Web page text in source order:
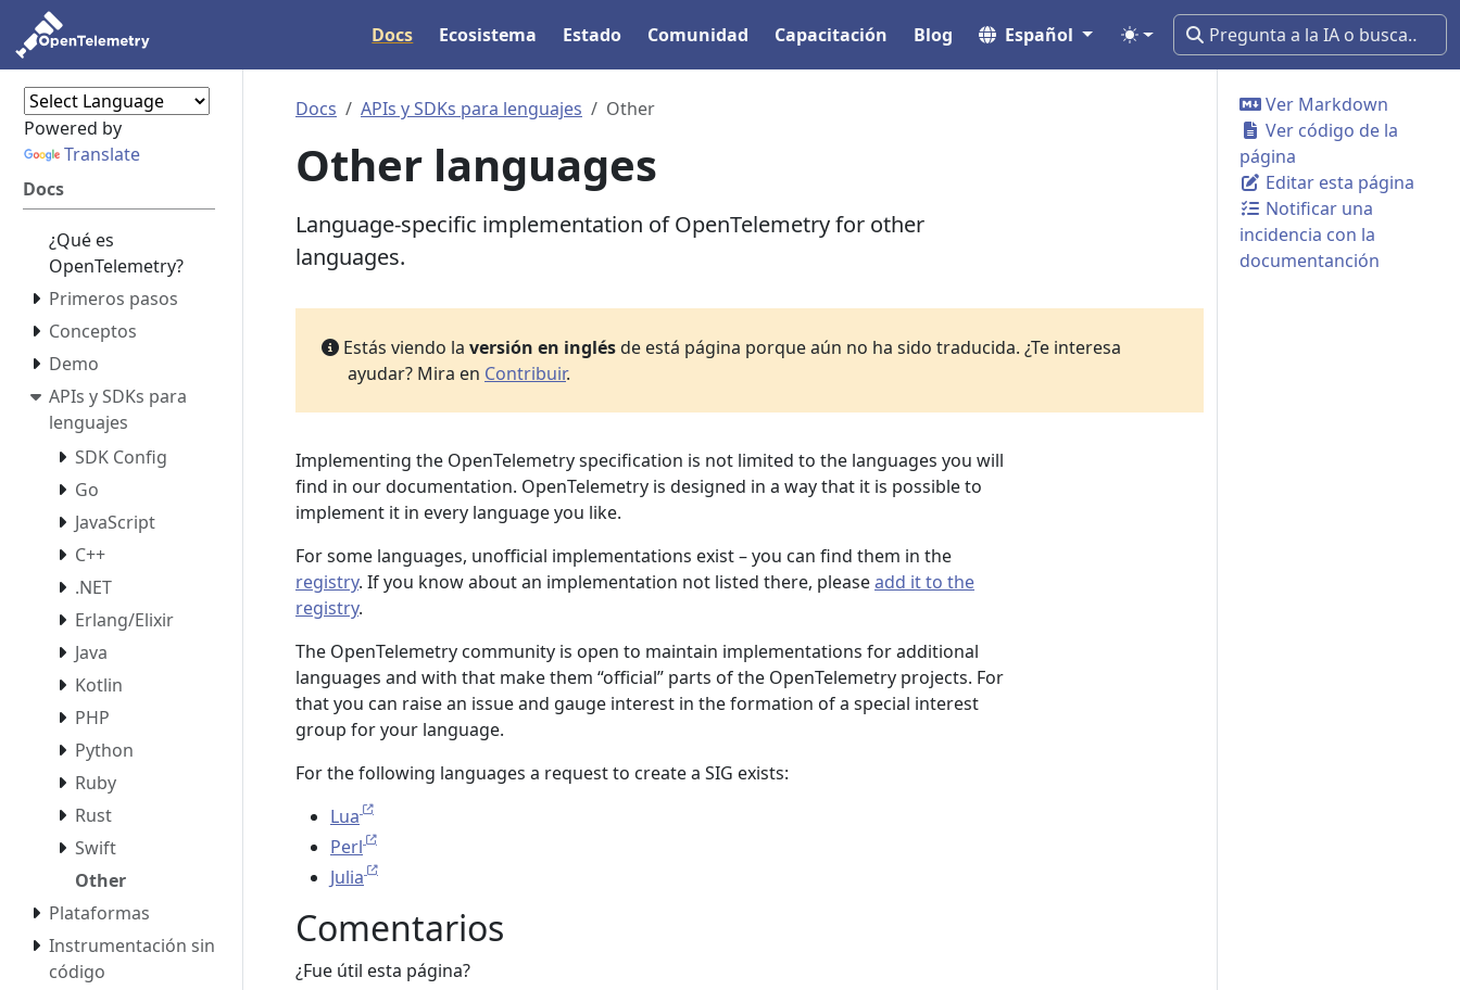
Docs Ecosistema Estado Comunidad Capacitación Blog Español
Powered by
Translate
Docs
¿Qué es
OpenTelemetry?
Primeros pasos
Conceptos
Demo
APIs y SDKs para
lenguajes
SDK Config
Go
JavaScript
C++
.NET
Erlang/Elixir
Java
Kotlin
PHP
Python
Ruby
Rust
Swift
Other
Plataformas
Instrumentación sin
código
Ver Markdown
Ver código de la
página
Editar esta página
Notificar una
incidencia con la
documentanción
Docs APIs y SDKs para lenguajes Other
Other languages
Language-specific implementation of OpenTelemetry for other
languages.
Estás viendo la versión en inglésde está página porque aún no ha sido traducida. ¿Te interesa
ayudar? Mira en Contribuir.
Implementing the OpenTelemetry specification is not limited to the languages you will
find in our documentation. OpenTelemetry is designed in a way that it is possible to
implement it in every language you like.
For some languages, unofficial implementations exist – you can find them in the
registry. If you know about an implementation not listed there, pleaseadd it to the
registry.
The OpenTelemetry community is open to maintain implementations for additional
languages and with that make them “official” parts of the OpenTelemetry projects. For
that you can raise an issue and gauge interest in the formation of a special interest
group for your language.
For the following languages a request to create a SIG exists:
Lua
Perl
Julia
Comentarios
¿Fue útil esta página?